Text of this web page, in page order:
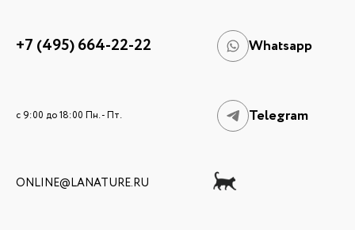
+7 (495) 664-22-22 Whatsapp
c 9:00 до 18:00 Пн. - Пт. Telegram
ONLINE@LANATURE.RU